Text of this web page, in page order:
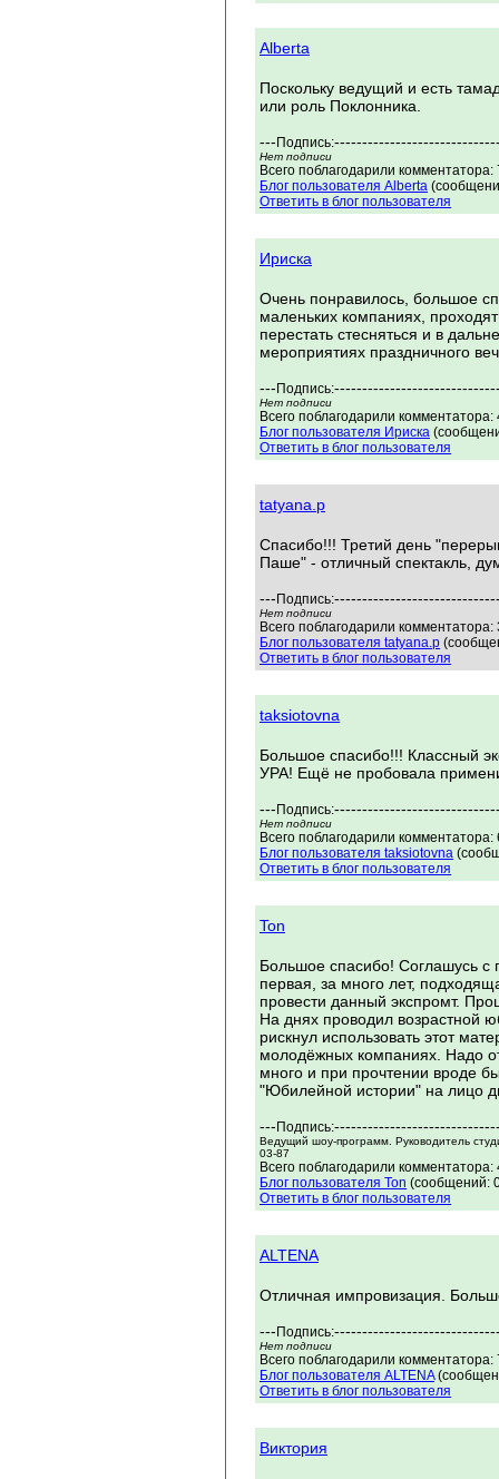
Alberta
Поскольку ведущий и есть
или роль Поклонника.
--- Подпись:
Нет подписи
Всего поблагодарили
Блог пользователя Alberta
Ответить в блог пользователя
Ириска
Очень понравилось, большое
маленьких компаниях,
перестать стесняться и в
мероприятиях праздничного
--- Подпись:
Нет подписи
Всего поблагодарили
Блог пользователя Ириска
Ответить в блог пользователя
tatyana.p
Спасибо!!! Третий день
Паше" - отличный спектакль,
--- Подпись:
Нет подписи
Всего поблагодарили
Блог пользователя tatyana.p
Ответить в блог пользователя
taksiotovna
Большое спасибо!!! Классный
УРА! Ещё не пробовала
--- Подпись:
Нет подписи
Всего поблагодарили
Блог пользователя taksiotovna
Ответить в блог пользователя
Ton
Большое спасибо! Соглашусь
первая, за много лет,
провести данный экспромт.
На днях проводил возрастной
рискнул использовать этот
молодёжных компаниях. Надо
много и при прочтении вроде
"Юбилейной истории" на лицо
--- Подпись:
Ведущий шоу-программ. Руководитель
03-87
Всего поблагодарили
Блог пользователя Ton (сообщений:
Ответить в блог пользователя
ALTENA
Отличная импровизация.
--- Подпись:
Нет подписи
Всего поблагодарили
Блог пользователя ALTENA
Ответить в блог пользователя
Виктория